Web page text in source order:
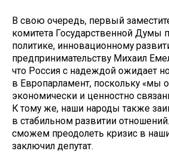
В свою очередь, первый
комитета Государственной Думы
политике, инновационному
предпринимательству Михаил
что Россия с надеждой ожидает
в Европарламент, поскольку «мы
экономически и ценностно
К тому же, наши народы также
в стабильном развитии
сможем преодолеть кризис в
заключил депутат.